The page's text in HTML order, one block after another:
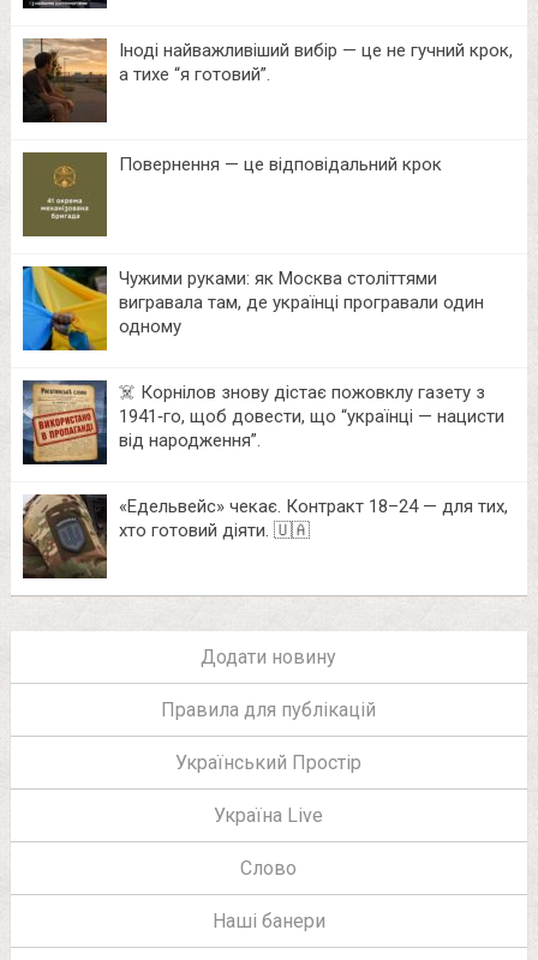
Іноді найважливіший вибір — це не гучний крок,
а тихе “я готовий”.
Повернення — це відповідальний крок
Чужими руками: як Москва століттями
вигравала там, де українці програвали один
одному
☠️ Корнілов знову дістає пожовклу газету з
1941‑го, щоб довести, що “українці — нацисти
від народження”.
«Едельвейс» чекає. Контракт 18–24 — для тих,
хто готовий діяти. 🇺🇦
Додати новину
Правила для публікацій
Український Простір
Україна Live
Слово
Наші банери